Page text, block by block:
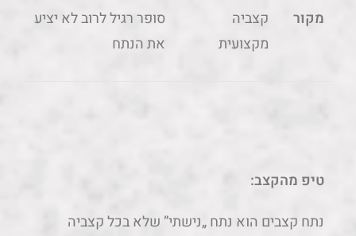
מקור
קצביה
מקצועית
סופר רגיל לרוב לא יציע
את הנתח
טיפ מהקצב:
נתח קצבים הוא נתח „נישתי” שלא בכל קצביה